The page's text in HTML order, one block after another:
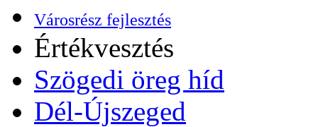
Városrész fejlesztés
Értékvesztés
Szögedi öreg híd
Dél-Újszeged